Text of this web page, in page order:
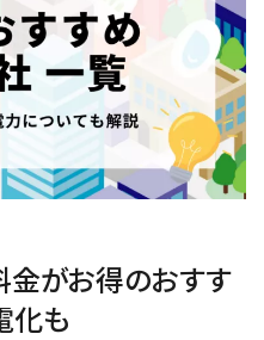
がお得のおすす
化も